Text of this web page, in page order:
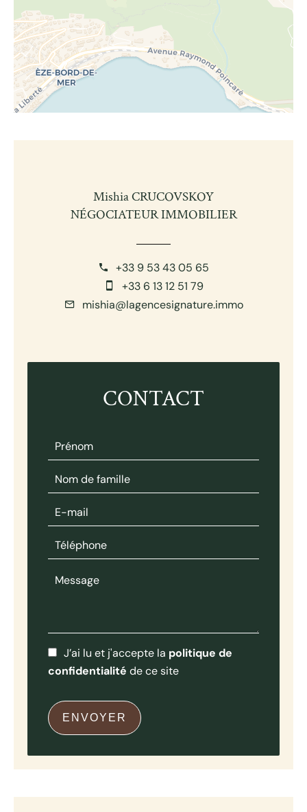
Mishia CRUCOVSKOY
NÉGOCIATEUR IMMOBILIER
+33 9 53 43 05 65
+33 6 13 12 51 79
mishia@lagencesignature.immo
CONTACT
J’ai lu et j'accepte la politique de
confidentialité de ce site
ENVOYER